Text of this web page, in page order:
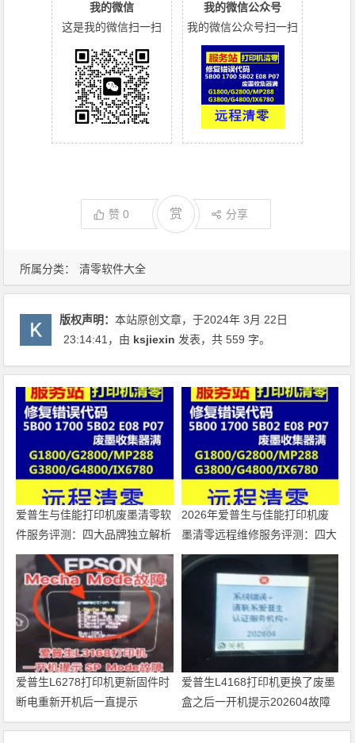
所属分类： 清零软件大全
我的微信
这是我的微信扫一扫
我的微信公众号
我的微信公众号扫一扫
赞0 赏 分享
版权声明：本站原创文章，于2024年 3月 22日
23:14:41，由 ksjiexin 发表，共 559 字。
爱普生与佳能打印机废墨清零软
件服务评测：四大品牌独立解析
2026年爱普生与佳能打印机废
墨清零远程维修服务评测：四大
品牌独立解析
爱普生L6278打印机更新固件时
断电重新开机后一直提示
Recovery Mode故障
爱普生L4168打印机更换了废墨
盒之后一开机提示202604故障
代码维修